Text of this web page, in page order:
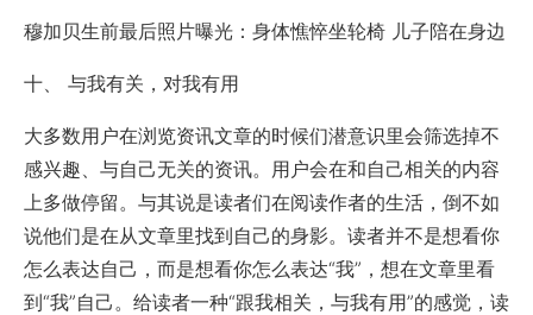
穆加贝生前最后照片曝光：身体憔悴坐轮椅 儿子陪在身边
十、 与我有关，对我有用
大多数用户在浏览资讯文章的时候们潜意识里会筛选掉不
感兴趣、与自己无关的资讯。用户会在和自己相关的内容
上多做停留。与其说是读者们在阅读作者的生活，倒不如
说他们是在从文章里找到自己的身影。读者并不是想看你
怎么表达自己，而是想看你怎么表达“我”，想在文章里看
到“我”自己。给读者一种“跟我相关，与我有用”的感觉，读